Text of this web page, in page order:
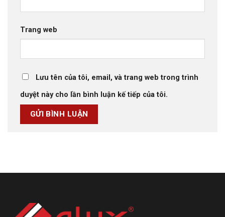
Trang web
Lưu tên của tôi, email, và trang web trong trình
duyệt này cho lần bình luận kế tiếp của tôi.